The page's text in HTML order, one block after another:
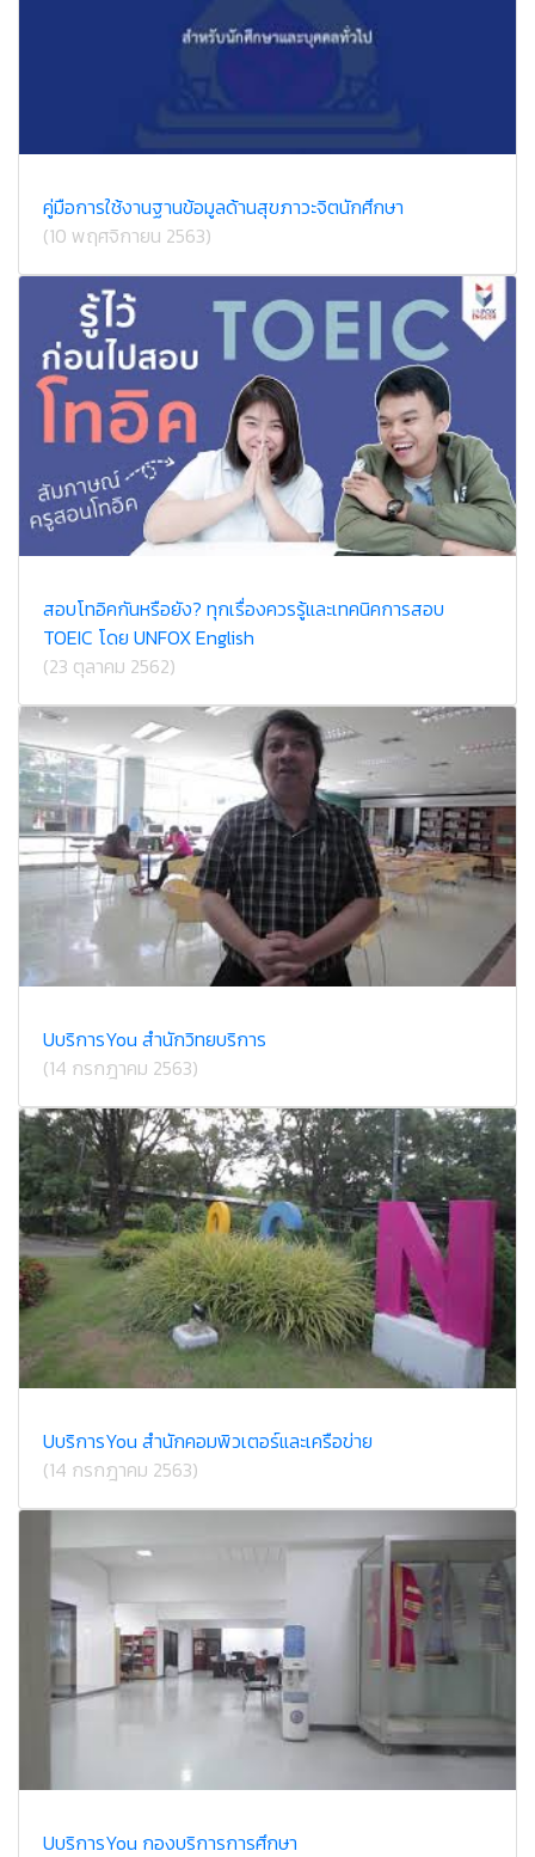
คู่มือการใช้งานฐานข้อมูลด้านสุขภาวะจิตนักศึกษา
(10 พฤศจิกายน 2563)
สอบโทอิคกันหรือยัง? ทุกเรื่องควรรู้และเทคนิคการสอบ
TOEIC โดย UNFOX English
(23 ตุลาคม 2562)
U​บริการ​You สำนักวิทยบริการ
(14 กรกฎาคม 2563)
U​บริการ​You สำนักคอม​พิวเตอร์​และ​เครือข่าย​
(14 กรกฎาคม 2563)
U​บริการ​You กองบริการ​การศึกษา